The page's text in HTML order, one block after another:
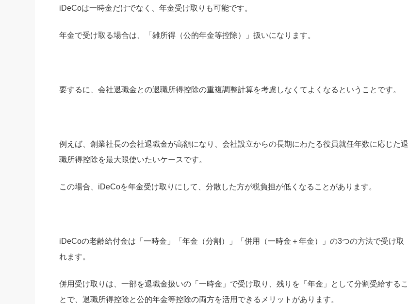
iDeCoは一時金だけでなく、年金受け取りも可能です。
年金で受け取る場合は、「雑所得（公的年金等控除）」扱いになります。
要するに、会社退職金との退職所得控除の重複調整計算を考慮しなくてよくなるということです。
例えば、創業社長の会社退職金が高額になり、会社設立からの長期にわたる役員就任年数に応じた退
職所得控除を最大限使いたいケースです。
この場合、iDeCoを年金受け取りにして、分散した方が税負担が低くなることがあります。
iDeCoの老齢給付金は「一時金」「年金（分割）」「併用（一時金＋年金）」の3つの方法で受け取
れます。
併用受け取りは、一部を退職金扱いの「一時金」で受け取り、残りを「年金」として分割受給するこ
とで、退職所得控除と公的年金等控除の両方を活用できるメリットがあります。